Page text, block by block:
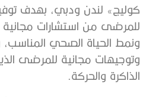
كوليج» لندن ودبي، بهدف
للمرضى من استشارات
ونمط الحياة الصحي المناسب،
وتوجيهات مجانية للمرضى
الذاكرة والحركة.